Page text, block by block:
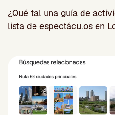
¿Qué tal una guía de
lista de espectáculos en